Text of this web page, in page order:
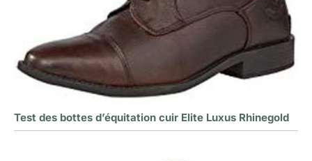
Test des bottes d’équitation cuir Elite Luxus Rhinegold